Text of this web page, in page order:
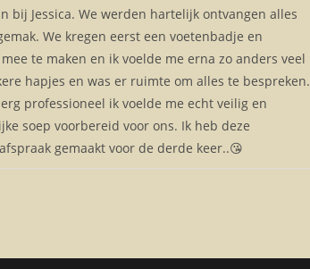
bij Jessica. We werden hartelijk ontvangen alles
We kregen eerst een voetenbadje en
te maken en ik voelde me erna zo anders veel
hapjes en was er ruimte om alles te bespreken.
professioneel ik voelde me echt veilig en
soep voorbereid voor ons. Ik heb deze
gemaakt voor de derde keer..😘